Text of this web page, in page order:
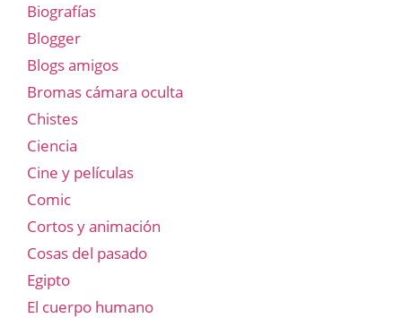
Biografías
Blogger
Blogs amigos
Bromas cámara oculta
Chistes
Ciencia
Cine y películas
Comic
Cortos y animación
Cosas del pasado
Egipto
El cuerpo humano